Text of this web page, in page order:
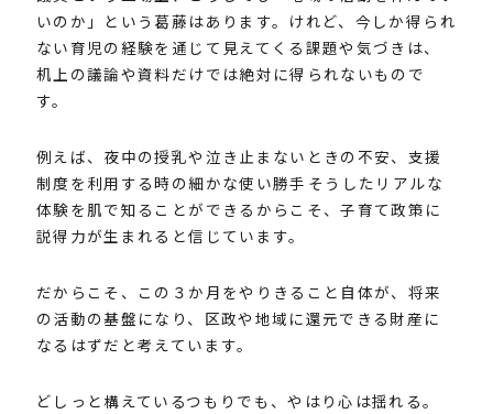
いのか」という葛藤はあります。けれど、今しか得られ
ない育児の経験を通じて見えてくる課題や気づきは、
机上の議論や資料だけでは絶対に得られないもので
す。
例えば、夜中の授乳や泣き止まないときの不安、支援
制度を利用する時の細かな使い勝手――そうしたリアルな
体験を肌で知ることができるからこそ、子育て政策に
説得力が生まれると信じています。
だからこそ、この３か月をやりきること自体が、将来
の活動の基盤になり、区政や地域に還元できる財産に
なるはずだと考えています。
どしっと構えているつもりでも、やはり心は揺れる。